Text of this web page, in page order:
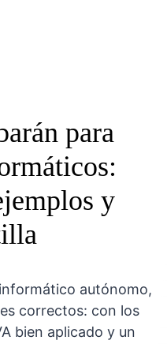
para
y
autónomo,
correctos: con los
bien aplicado y un